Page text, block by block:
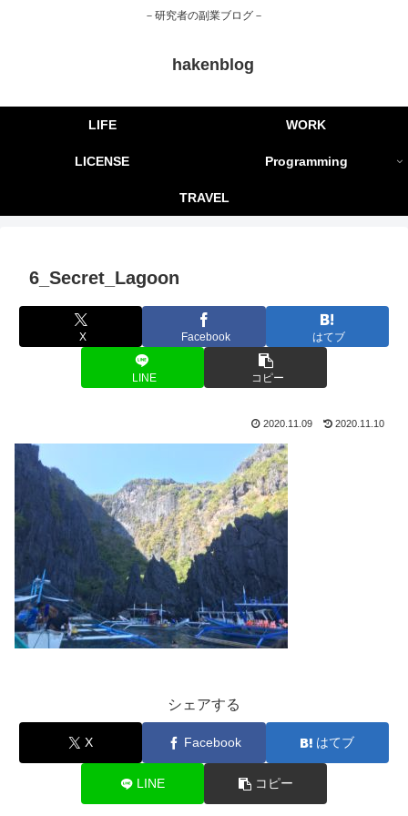
－研究者の副業ブログ－
hakenblog
LIFE WORK
LICENSE Programming
TRAVEL
6_Secret_Lagoon
X Facebook はてブ
LINE コピー
2020.11.09 2020.11.10
シェアする
X Facebook はてブ
LINE コピー